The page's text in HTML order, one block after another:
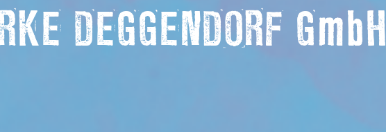
DEGGENDORF GmbH